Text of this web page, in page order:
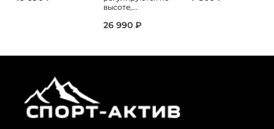
высоте,...
26 990 ₽